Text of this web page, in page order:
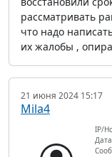
рассматривать
что надо
их жалобы ,
21 июня 2024 15:17
Mila4
IP/